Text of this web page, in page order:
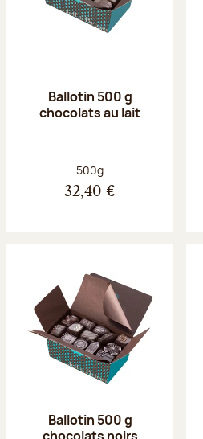
Ballotin 500 g
chocolats au lait
Poids net :
500g
32,40 €
Ballotin 500 g